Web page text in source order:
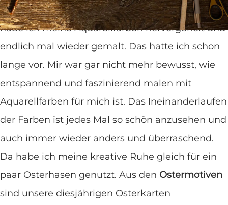
Ausdrucken und Verschicken. Letzte Woche
habe ich meine Aquarellfarben hervorgeholt und
endlich mal wieder gemalt. Das hatte ich schon
lange vor. Mir war gar nicht mehr bewusst, wie
entspannend und faszinierend malen mit
Aquarellfarben für mich ist. Das Ineinanderlaufen
der Farben ist jedes Mal so schön anzusehen und
auch immer wieder anders und überraschend.
Da habe ich meine kreative Ruhe gleich für ein
paar Osterhasen genutzt. Aus den Ostermotiven
sind unsere diesjährigen Osterkarten